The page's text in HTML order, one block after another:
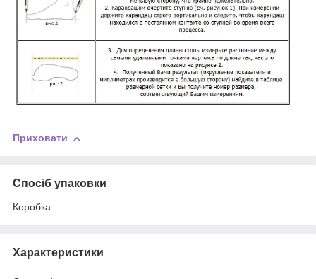
Приховати
Спосіб упаковки
Коробка
Характеристики